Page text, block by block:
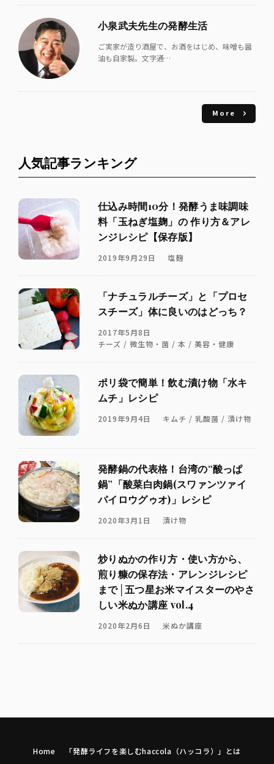
小泉武夫先生の発酵生活
ご実家が造り酒屋で、お酒をはじめ、味噌も醤
油も自家製。文字通…
More
人気記事ランキング
仕込み時間10分！発酵うま味調味
料「玉ねぎ塩麹」の 作り方＆アレ
ンジレシピ【保存版】
2019年9月29日 塩麹
「ナチュラルチーズ」と「プロセ
スチーズ」体に良いのはどっち？
2017年5月8日
チーズ / 微生物・菌 / 本 / 美容・健康
ポリ袋で簡単！飲む漬け物「水キ
ムチ」レシピ
2019年9月4日 キムチ / 乳酸菌 / 漬け物
発酵鍋の代表格！台湾の“酸っぱ
鍋”「酸菜白肉鍋(スワァンツァイ
パイロウグゥオ)」レシピ
2020年3月1日 漬け物
炒りぬかの作り方・使い方から、
煎り糠の保存法・アレンジレシピ
まで│五つ星お米マイスターのやさ
しい米ぬか講座 vol.4
2020年2月6日 米ぬか講座
Home
「発酵ライフを楽しむhaccola（ハッコラ）」とは